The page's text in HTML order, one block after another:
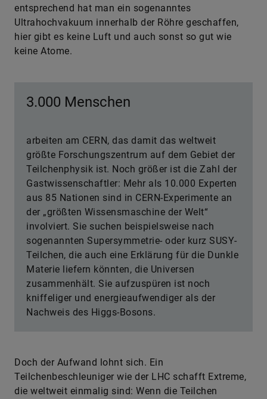
entsprechend hat man ein sogenanntes
Ultrahochvakuum innerhalb der Röhre geschaffen,
hier gibt es keine Luft und auch sonst so gut wie
keine Atome.
3.000 Menschen
arbeiten am CERN, das damit das weltweit
größte Forschungszentrum auf dem Gebiet der
Teilchenphysik ist. Noch größer ist die Zahl der
Gastwissenschaftler: Mehr als 10.000 Experten
aus 85 Nationen sind in CERN-Experimente an
der „größten Wissensmaschine der Welt“
involviert. Sie suchen beispielsweise nach
sogenannten Supersymmetrie- oder kurz SUSY-
Teilchen, die auch eine Erklärung für die Dunkle
Materie liefern könnten, die Universen
zusammenhält. Sie aufzuspüren ist noch
kniffeliger und energieaufwendiger als der
Nachweis des Higgs-Bosons.
Doch der Aufwand lohnt sich. Ein
Teilchenbeschleuniger wie der LHC schafft Extreme,
die weltweit einmalig sind: Wenn die Teilchen